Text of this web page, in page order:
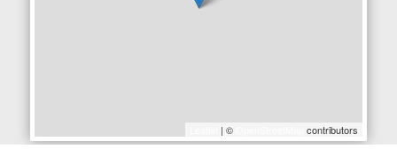
| © contributors